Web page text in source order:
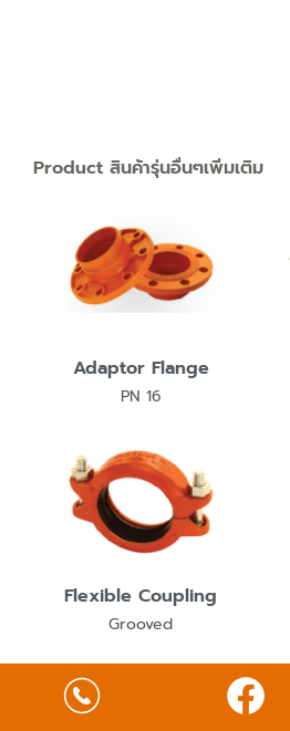
Product สินค้ารุ่นอื่นๆเพิ่มเติม
Adaptor Flange
PN 16
Flexible Coupling
Grooved